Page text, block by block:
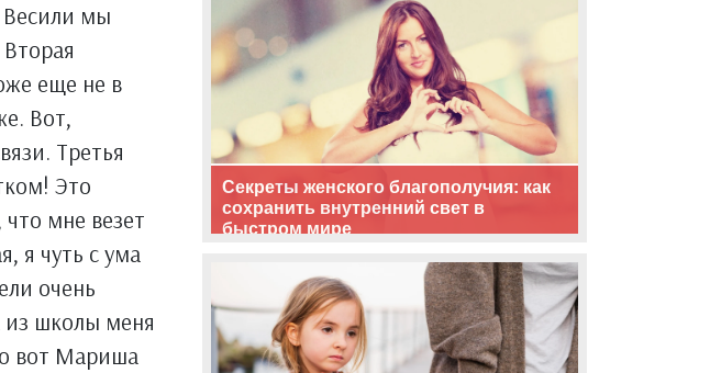
Весили мы
еще не в
Вот,
Третья
Это
мне везет
я чуть с ума
очень
школы меня
вот Мариша
Секреты женского благополучия: как
сохранить внутренний свет в
быстром мире